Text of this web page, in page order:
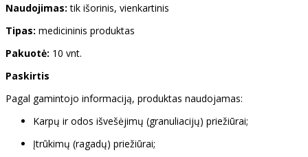
Naudojimas: tik išorinis, vienkartinis
Tipas: medicininis produktas
Pakuotė: 10 vnt.
Paskirtis
Pagal gamintojo informaciją, produktas naudojamas:
Karpų ir odos išvešėjimų (granuliacijų) priežiūrai;
Įtrūkimų (ragadų) priežiūrai;